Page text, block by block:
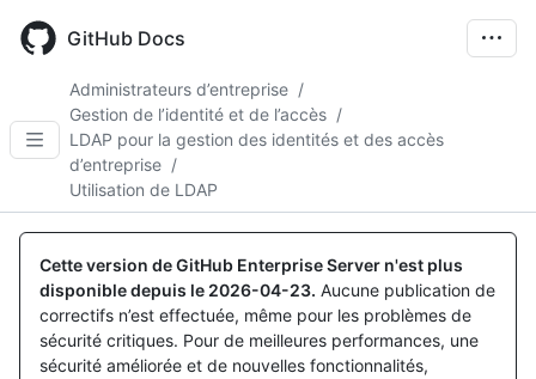
main
GitHub Docs
Administrateurs d’entreprise /
Gestion de l’identité et de l’accès /
LDAP pour la gestion des identités et des accès
d’entreprise /
Utilisation de LDAP
Cette version de GitHub Enterprise Server n'est plus
disponible depuis le 2026-04-23. Aucune publication de
correctifs n’est effectuée, même pour les problèmes de
sécurité critiques. Pour de meilleures performances, une
sécurité améliorée et de nouvelles fonctionnalités,